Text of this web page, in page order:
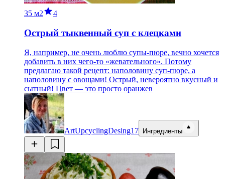
35 м2 4
Острый тыквенный суп с клецками
Я, например, не очень люблю супы-пюре, вечно хочется
добавить в них чего-то «жевательного». Потому
предлагаю такой рецепт: наполовину суп-пюре, а
наполовину с овощами! Острый, невероятно вкусный и
сытный! Цвет — это просто оранжев
ArtUpcyclingDesing17 Ингредиенты